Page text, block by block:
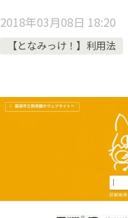
2018年03月08日 18:20
【となみっけ！】利用法